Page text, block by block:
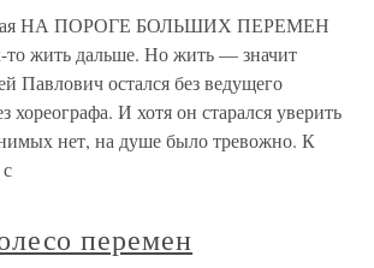
НА ПОРОГЕ БОЛЬШИХ ПЕРЕМЕН
жить дальше. Но жить — значит
Павлович остался без ведущего
хореографа. И хотя он старался уверить
нет, на душе было тревожно. К
перемен